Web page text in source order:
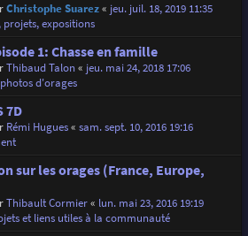
Christophe Suarez« jeu. juil. 18, 2019 11:35
projets, expositions
1: Chasse en famille
Thibaud Talon« jeu. mai 24, 2018 17:06
d'orages
7D
Rémi Hugues« sam. sept. 10, 2016 19:16
sur les orages (France, Europe,
Thibault Cormier« lun. mai 23, 2016 19:19
et liens utiles à la communauté